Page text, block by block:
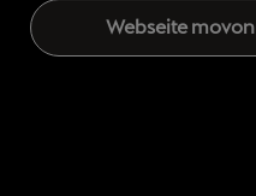
Webseite movon